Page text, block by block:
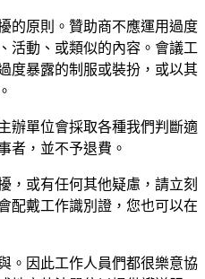
的原則。贊助商不應運用過度
活動、或類似的內容。會議工
度暴露的制服或裝扮，或以其
辦單位會採取各種我們判斷適
者，並不予退費。
，或有任何其他疑慮，請立刻
配戴工作識別證，您也可以在
。因此工作人員們都很樂意協